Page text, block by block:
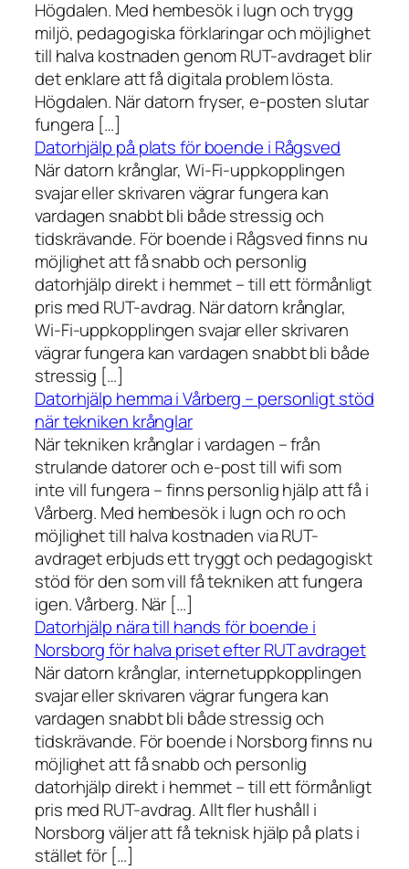
Högdalen. Med hembesök i lugn och trygg
miljö, pedagogiska förklaringar och möjlighet
till halva kostnaden genom RUT-avdraget blir
det enklare att få digitala problem lösta.
Högdalen. När datorn fryser, e-posten slutar
fungera […]
Datorhjälp på plats för boende i Rågsved
När datorn krånglar, Wi-Fi-uppkopplingen
svajar eller skrivaren vägrar fungera kan
vardagen snabbt bli både stressig och
tidskrävande. För boende i Rågsved finns nu
möjlighet att få snabb och personlig
datorhjälp direkt i hemmet – till ett förmånligt
pris med RUT-avdrag. När datorn krånglar,
Wi-Fi-uppkopplingen svajar eller skrivaren
vägrar fungera kan vardagen snabbt bli både
stressig […]
Datorhjälp hemma i Vårberg – personligt stöd
när tekniken krånglar
När tekniken krånglar i vardagen – från
strulande datorer och e-post till wifi som
inte vill fungera – finns personlig hjälp att få i
Vårberg. Med hembesök i lugn och ro och
möjlighet till halva kostnaden via RUT-
avdraget erbjuds ett tryggt och pedagogiskt
stöd för den som vill få tekniken att fungera
igen. Vårberg. När […]
Datorhjälp nära till hands för boende i
Norsborg för halva priset efter RUT avdraget
När datorn krånglar, internetuppkopplingen
svajar eller skrivaren vägrar fungera kan
vardagen snabbt bli både stressig och
tidskrävande. För boende i Norsborg finns nu
möjlighet att få snabb och personlig
datorhjälp direkt i hemmet – till ett förmånligt
pris med RUT-avdrag. Allt fler hushåll i
Norsborg väljer att få teknisk hjälp på plats i
stället för […]